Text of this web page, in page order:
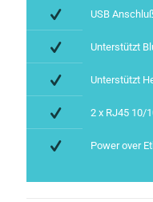
USB
Unterstützt
Unterstützt
2 x RJ45 10/
Power over